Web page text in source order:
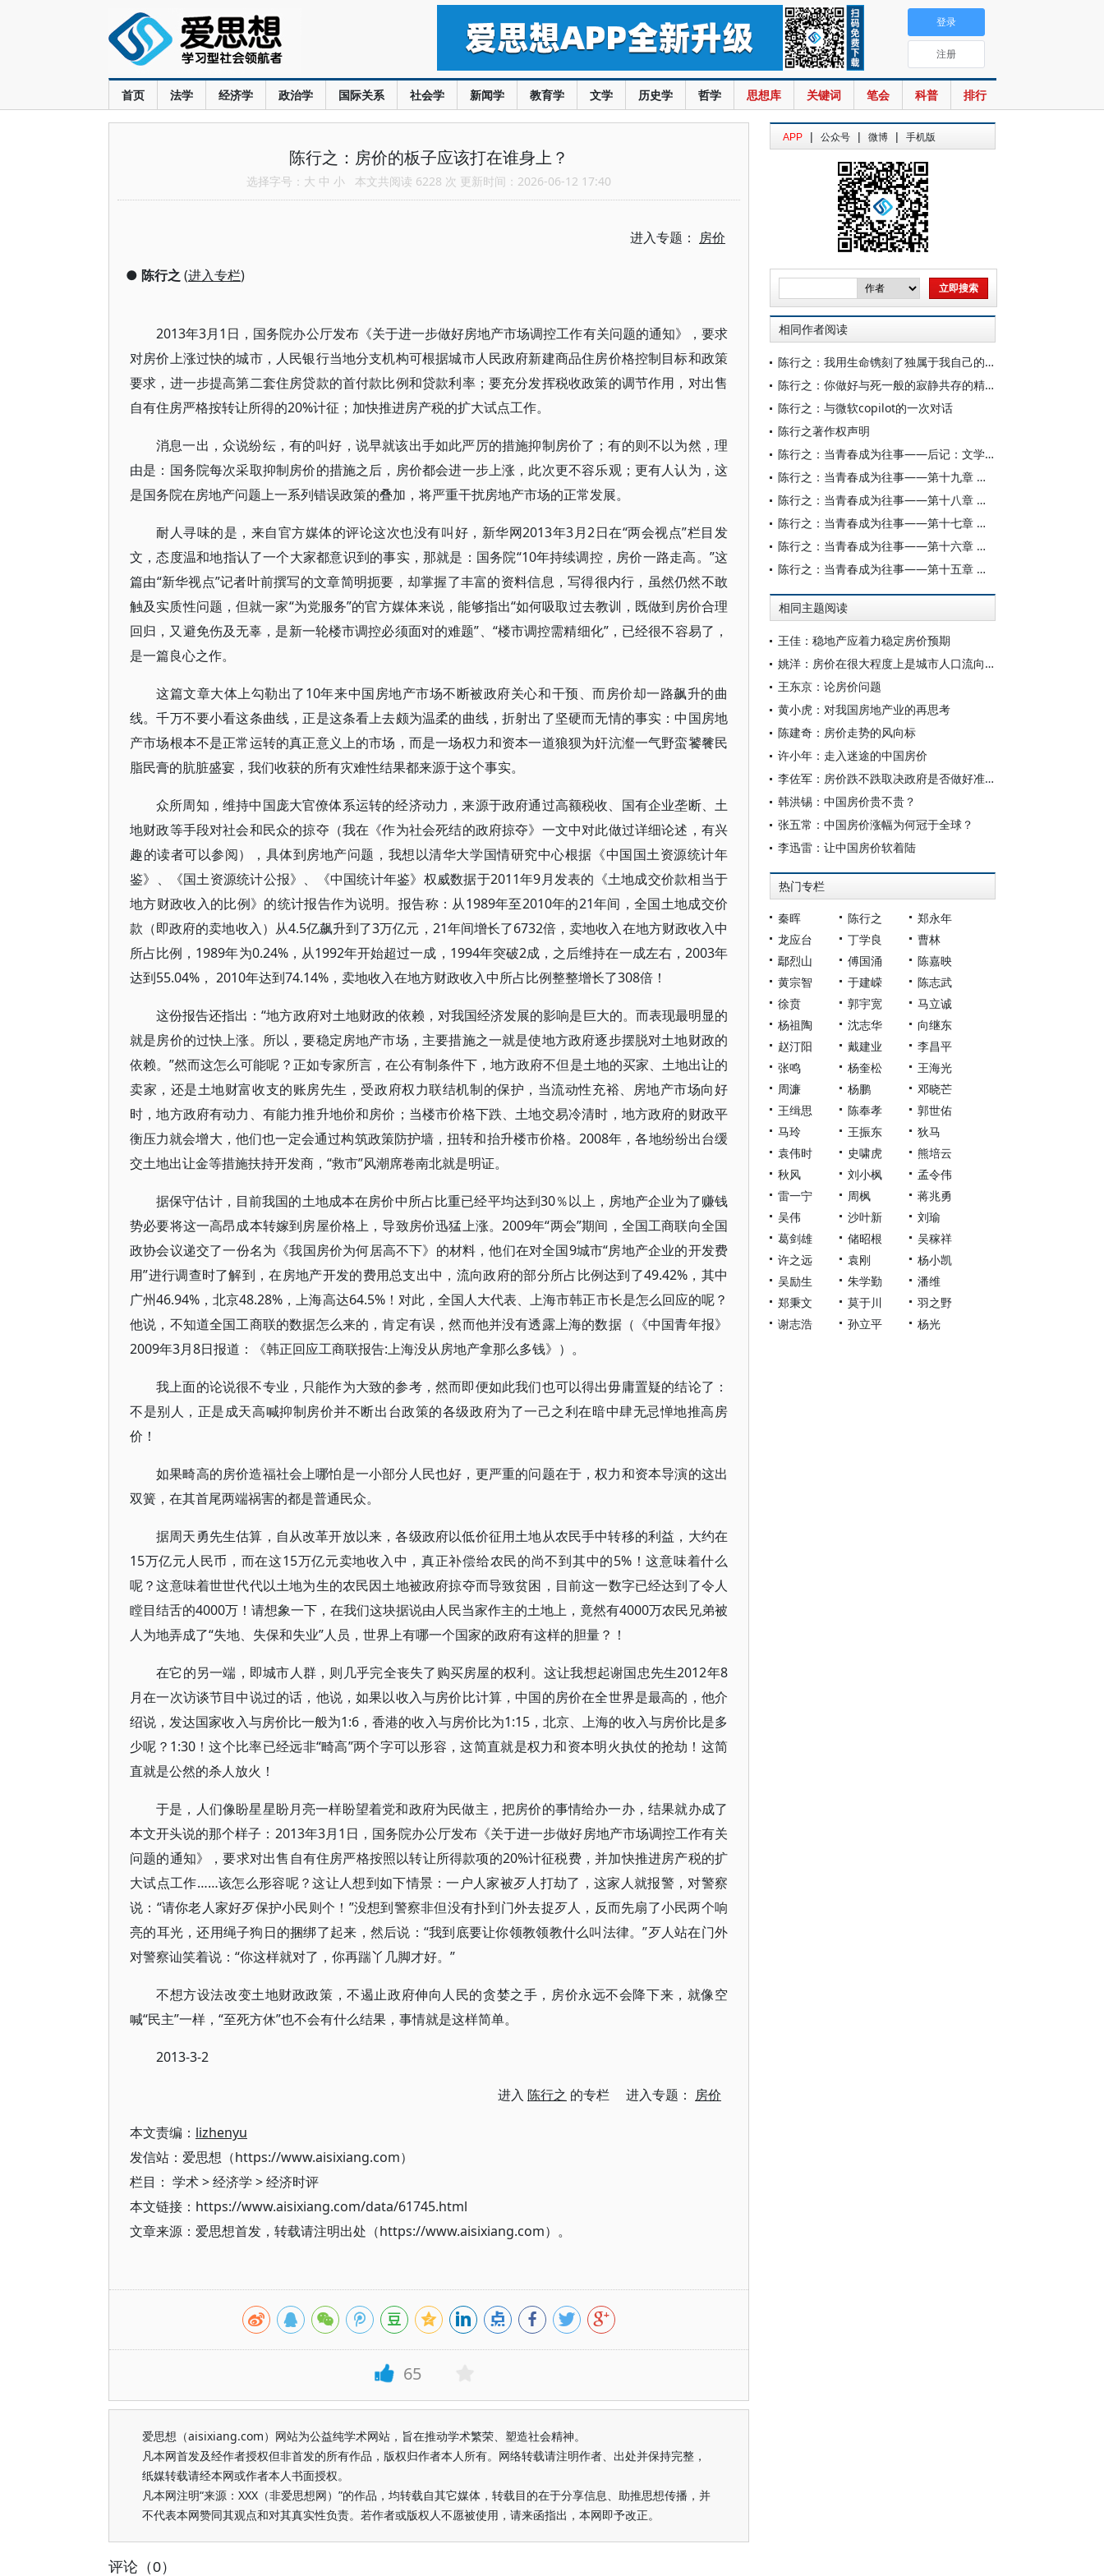
首页 法学 经济学 政治学 国际关系 社会学 新闻学 教育学 文学 历史学 哲学 思想库 关键词 笔会 科普 排行
登录
注册
陈行之：房价的板子应该打在谁身上？
选择字号： 大 中 小 本文共阅读 6228 次 更新时间：2026-06-12 17:40
进入专题： 房价
● 陈行之 (进入专栏)
2013年3月1日，国务院办公厅发布《关于进一步做好房地产市场调控工作有关问题的通知》，要求
对房价上涨过快的城市，人民银行当地分支机构可根据城市人民政府新建商品住房价格控制目标和政策
要求，进一步提高第二套住房贷款的首付款比例和贷款利率；要充分发挥税收政策的调节作用，对出售
自有住房严格按转让所得的20%计征；加快推进房产税的扩大试点工作。
消息一出，众说纷纭，有的叫好，说早就该出手如此严厉的措施抑制房价了；有的则不以为然，理
由是：国务院每次采取抑制房价的措施之后，房价都会进一步上涨，此次更不容乐观；更有人认为，这
是国务院在房地产问题上一系列错误政策的叠加，将严重干扰房地产市场的正常发展。
耐人寻味的是，来自官方媒体的评论这次也没有叫好，新华网2013年3月2日在“两会视点”栏目发
文，态度温和地指认了一个大家都意识到的事实，那就是：国务院“10年持续调控，房价一路走高。”这
篇由“新华视点”记者叶前撰写的文章简明扼要，却掌握了丰富的资料信息，写得很内行，虽然仍然不敢
触及实质性问题，但就一家“为党服务”的官方媒体来说，能够指出“如何吸取过去教训，既做到房价合理
回归，又避免伤及无辜，是新一轮楼市调控必须面对的难题”、“楼市调控需精细化”，已经很不容易了，
是一篇良心之作。
这篇文章大体上勾勒出了10年来中国房地产市场不断被政府关心和干预、而房价却一路飙升的曲
线。千万不要小看这条曲线，正是这条看上去颇为温柔的曲线，折射出了坚硬而无情的事实：中国房地
产市场根本不是正常运转的真正意义上的市场，而是一场权力和资本一道狼狈为奸沆瀣一气野蛮饕餮民
脂民膏的肮脏盛宴，我们收获的所有灾难性结果都来源于这个事实。
众所周知，维持中国庞大官僚体系运转的经济动力，来源于政府通过高额税收、国有企业垄断、土
地财政等手段对社会和民众的掠夺（我在《作为社会死结的政府掠夺》一文中对此做过详细论述，有兴
趣的读者可以参阅），具体到房地产问题，我想以清华大学国情研究中心根据《中国国土资源统计年
鉴》、《国土资源统计公报》、《中国统计年鉴》权威数据于2011年9月发表的《土地成交价款相当于
地方财政收入的比例》的统计报告作为说明。报告称：从1989年至2010年的21年间，全国土地成交价
款（即政府的卖地收入）从4.5亿飙升到了3万亿元，21年间增长了6732倍，卖地收入在地方财政收入中
所占比例，1989年为0.24%，从1992年开始超过一成，1994年突破2成，之后维持在一成左右，2003年
达到55.04%， 2010年达到74.14%，卖地收入在地方财政收入中所占比例整整增长了308倍！
这份报告还指出：“地方政府对土地财政的依赖，对我国经济发展的影响是巨大的。而表现最明显的
就是房价的过快上涨。所以，要稳定房地产市场，主要措施之一就是使地方政府逐步摆脱对土地财政的
依赖。”然而这怎么可能呢？正如专家所言，在公有制条件下，地方政府不但是土地的买家、土地出让的
卖家，还是土地财富收支的账房先生，受政府权力联结机制的保护，当流动性充裕、房地产市场向好
时，地方政府有动力、有能力推升地价和房价；当楼市价格下跌、土地交易冷清时，地方政府的财政平
衡压力就会增大，他们也一定会通过构筑政策防护墙，扭转和抬升楼市价格。2008年，各地纷纷出台缓
交土地出让金等措施扶持开发商，“救市”风潮席卷南北就是明证。
据保守估计，目前我国的土地成本在房价中所占比重已经平均达到30％以上，房地产企业为了赚钱
势必要将这一高昂成本转嫁到房屋价格上，导致房价迅猛上涨。2009年“两会”期间，全国工商联向全国
政协会议递交了一份名为《我国房价为何居高不下》的材料，他们在对全国9城市“房地产企业的开发费
用”进行调查时了解到，在房地产开发的费用总支出中，流向政府的部分所占比例达到了49.42%，其中
广州46.94%，北京48.28%，上海高达64.5%！对此，全国人大代表、上海市韩正市长是怎么回应的呢？
他说，不知道全国工商联的数据怎么来的，肯定有误，然而他并没有透露上海的数据（《中国青年报》
2009年3月8日报道：《韩正回应工商联报告:上海没从房地产拿那么多钱》）。
我上面的论说很不专业，只能作为大致的参考，然而即便如此我们也可以得出毋庸置疑的结论了：
不是别人，正是成天高喊抑制房价并不断出台政策的各级政府为了一己之利在暗中肆无忌惮地推高房
价！
如果畸高的房价造福社会上哪怕是一小部分人民也好，更严重的问题在于，权力和资本导演的这出
双簧，在其首尾两端祸害的都是普通民众。
据周天勇先生估算，自从改革开放以来，各级政府以低价征用土地从农民手中转移的利益，大约在
15万亿元人民币，而在这15万亿元卖地收入中，真正补偿给农民的尚不到其中的5%！这意味着什么
呢？这意味着世世代代以土地为生的农民因土地被政府掠夺而导致贫困，目前这一数字已经达到了令人
瞠目结舌的4000万！请想象一下，在我们这块据说由人民当家作主的土地上，竟然有4000万农民兄弟被
人为地弄成了“失地、失保和失业”人员，世界上有哪一个国家的政府有这样的胆量？！
在它的另一端，即城市人群，则几乎完全丧失了购买房屋的权利。这让我想起谢国忠先生2012年8
月在一次访谈节目中说过的话，他说，如果以收入与房价比计算，中国的房价在全世界是最高的，他介
绍说，发达国家收入与房价比一般为1:6，香港的收入与房价比为1:15，北京、上海的收入与房价比是多
少呢？1:30！这个比率已经远非“畸高”两个字可以形容，这简直就是权力和资本明火执仗的抢劫！这简
直就是公然的杀人放火！
于是，人们像盼星星盼月亮一样盼望着党和政府为民做主，把房价的事情给办一办，结果就办成了
本文开头说的那个样子：2013年3月1日，国务院办公厅发布《关于进一步做好房地产市场调控工作有关
问题的通知》，要求对出售自有住房严格按照以转让所得款项的20%计征税费，并加快推进房产税的扩
大试点工作……该怎么形容呢？这让人想到如下情景：一户人家被歹人打劫了，这家人就报警，对警察
说：“请你老人家好歹保护小民则个！”没想到警察非但没有扑到门外去捉歹人，反而先扇了小民两个响
亮的耳光，还用绳子狗日的捆绑了起来，然后说：“我到底要让你领教领教什么叫法律。”歹人站在门外
对警察讪笑着说：“你这样就对了，你再踹丫几脚才好。”
不想方设法改变土地财政政策，不遏止政府伸向人民的贪婪之手，房价永远不会降下来，就像空
喊“民主”一样，“至死方休”也不会有什么结果，事情就是这样简单。
2013-3-2
进入 陈行之 的专栏 进入专题： 房价
本文责编： lizhenyu
发信站：爱思想（https://www.aisixiang.com）
栏目： 学术>经济学 >经济时评
本文链接：https://www.aisixiang.com/data/61745.html
文章来源：爱思想首发，转载请注明出处（https://www.aisixiang.com）。
65
爱思想（aisixiang.com）网站为公益纯学术网站，旨在推动学术繁荣、塑造社会精神。
凡本网首发及经作者授权但非首发的所有作品，版权归作者本人所有。网络转载请注明作者、出处并保持完整，
纸媒转载请经本网或作者本人书面授权。
凡本网注明“来源：XXX（非爱思想网）”的作品，均转载自其它媒体，转载目的在于分享信息、助推思想传播，并
不代表本网赞同其观点和对其真实性负责。若作者或版权人不愿被使用，请来函指出，本网即予改正。
评论（0）
APP | 公众号 | 微博 | 手机版
相同作者阅读
陈行之：我用生命镌刻了独属于我自己的碑文
陈行之：你做好与死一般的寂静共存的精神准备了吗？
陈行之：与微软copilot的一次对话
陈行之著作权声明
陈行之：当青春成为往事——后记：文学应当有一条哲学的通道
陈行之：当青春成为往事——第十九章 黄河照样流
陈行之：当青春成为往事——第十八章 祭诔
陈行之：当青春成为往事——第十七章 活着
陈行之：当青春成为往事——第十六章 汇入波涛
陈行之：当青春成为往事——第十五章 流血的心
相同主题阅读
王佳：稳地产应着力稳定房价预期
姚洋：房价在很大程度上是城市人口流向的调节器
王东京：论房价问题
黄小虎：对我国房地产业的再思考
陈建奇：房价走势的风向标
许小年：走入迷途的中国房价
李佐军：房价跌不跌取决政府是否做好准备
韩洪锡：中国房价贵不贵？
张五常：中国房价涨幅为何冠于全球？
李迅雷：让中国房价软着陆
热门专栏
秦晖 陈行之
郑永年
龙应台
丁学良
曹林
鄢烈山
傅国涌
陈嘉映
黄宗智
于建嵘
陈志武
徐贲
郭宇宽
马立诚
杨祖陶
沈志华
向继东
赵汀阳
戴建业
李昌平
张鸣
杨奎松
王海光
周濂
杨鹏
邓晓芒
王缉思
陈奉孝
郭世佑
马玲
王振东
狄马
袁伟时
史啸虎
熊培云
秋风
刘小枫
孟令伟
雷一宁
周枫
蒋兆勇
吴伟
沙叶新
刘瑜
葛剑雄
储昭根
吴稼祥
许之远
袁刚
杨小凯
吴励生
朱学勤
潘维
郑秉文
莫于川
羽之野
谢志浩
孙立平 杨光